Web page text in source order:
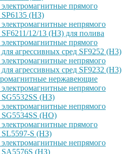
прямого
SP6135 (НЗ)
непрямого
SF6211/12/13 (НЗ) для полива
прямого
для агрессивных сред SF9252 (H3)
непрямого
для агрессивных сред SF9232 (H3)
нержавеющие
непрямого
SG5532SS (НЗ)
непрямого
SG5534SS (НО)
прямого
SL5597-S (НЗ)
непрямого
SA5576S (НЗ)